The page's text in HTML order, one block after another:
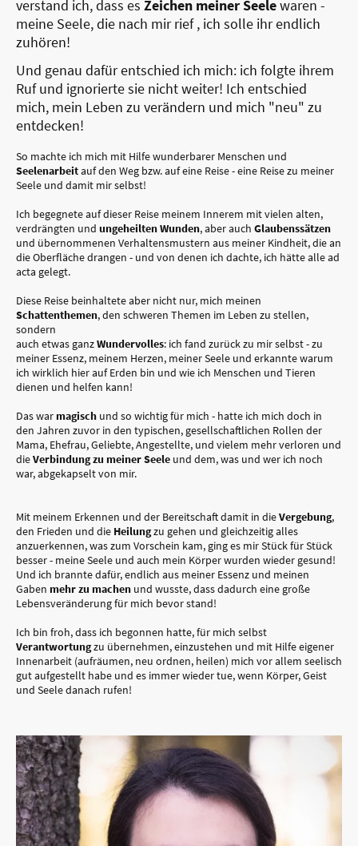
verstand ich, dass es Zeichen meiner Seelewaren -
meine Seele, die nach mir rief , ich solle ihr endlich
zuhören!
Und genau dafür entschied ich mich: ich folgte ihrem
Ruf und ignorierte sie nicht weiter! Ich entschied
mich, mein Leben zu verändern und mich "neu" zu
entdecken!
So machte ich mich mit Hilfe wunderbarer Menschen und
Seelenarbeitauf den Weg bzw. auf eine Reise - eine Reise zu meiner
Seele und damit mir selbst!
Ich begegnete auf dieser Reise meinem Innerem mit vielen alten,
verdrängten und ungeheilten Wunden, aber auch Glaubenssätzen
und übernommenen Verhaltensmustern aus meiner Kindheit, die an
die Oberfläche drangen - und von denen ich dachte, ich hätte alle ad
acta gelegt.
Diese Reise beinhaltete aber nicht nur, mich meinen
Schattenthemen, den schweren Themen im Leben zu stellen,
sondern
auch etwas ganzWundervolles: ich fand zurück zu mir selbst - zu
meiner Essenz, meinem Herzen, meiner Seele und erkannte warum
ich wirklich hier auf Erden bin und wie ich Menschen und Tieren
dienen und helfen kann!
Das war magisch und so wichtig für mich - hatte ich mich doch in
den Jahren zuvor in den typischen, gesellschaftlichen Rollen der
Mama, Ehefrau, Geliebte, Angestellte, und vielem mehr verloren und
dieVerbindung zu meiner Seele und dem, was und wer ich noch
war, abgekapselt von mir.
Mit meinem Erkennen und der Bereitschaft damit in dieVergebung,
den Frieden und die Heilungzu gehen und gleichzeitig alles
anzuerkennen, was zum Vorschein kam, ging es mir Stück für Stück
besser - meine Seele und auch mein Körper wurden wieder gesund!
Und ich brannte dafür, endlich aus meiner Essenz und meinen
Gaben mehr zu machen und wusste, dass dadurch eine große
Lebensveränderung für mich bevor stand!
Ich bin froh, dass ich begonnen hatte, für mich selbst
Verantwortungzu übernehmen, einzustehen und mit Hilfe eigener
Innenarbeit (aufräumen, neu ordnen, heilen) mich vor allem seelisch
gut aufgestellt habe und es immer wieder tue, wenn Körper, Geist
und Seele danach rufen!